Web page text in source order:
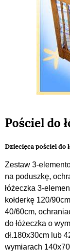
Pościel do
Dziecięca pościel do
Zestaw 3-
na poduszkę,
łóżeczka 3-
kołderkę 120/
40/60cm,
do łóżeczka o
dł.180x30cm lub
wymiarach